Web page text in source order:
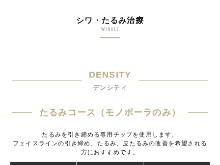
シワ・たるみ治療
WINKLE
DENSITY
デンシティ
たるみコース（モノポーラのみ）
たるみを引き締める専用チップを使用します。
フェイスラインの引き締め、たるみ、皮たるみの改善を希望される
方におすすめです。